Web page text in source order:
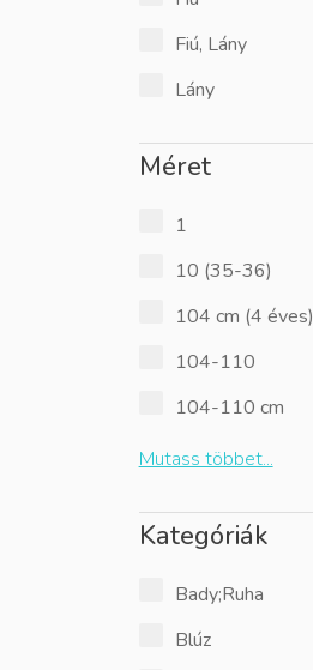
Fiú, Lány
Lány
Méret
1
10 (35-36)
104 cm (4 éves)
104-110
104-110 cm
Mutass többet...
Kategóriák
Bady;Ruha
Blúz